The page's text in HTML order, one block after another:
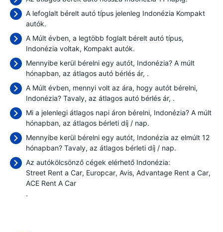
A lefoglalt bérelt autó típus jelenleg Indonézia Kompakt
autók.
A Múlt évben, a legtöbb foglalt bérelt autó típus,
Indonézia voltak, Kompakt autók.
Mennyibe kerül bérelni egy autót, Indonézia? A múlt
hónapban, az átlagos autó bérlés ár, .
A Múlt évben, mennyi volt az ára, hogy autót bérelni,
Indonézia? Tavaly, az átlagos autó bérlés ár, .
Mi a jelenlegi átlagos napi áron bérelni, Indonézia? A múlt
hónapban, az átlagos bérleti díj / nap.
Mennyibe kerül bérelni egy autót, Indonézia az elmúlt 12
hónapban? Tavaly, az átlagos bérleti díj / nap.
Az autókölcsönző cégek elérhető Indonézia:
Street Rent a Car Europcar Avis Advantage Rent a Car
ACE Rent A Car
.